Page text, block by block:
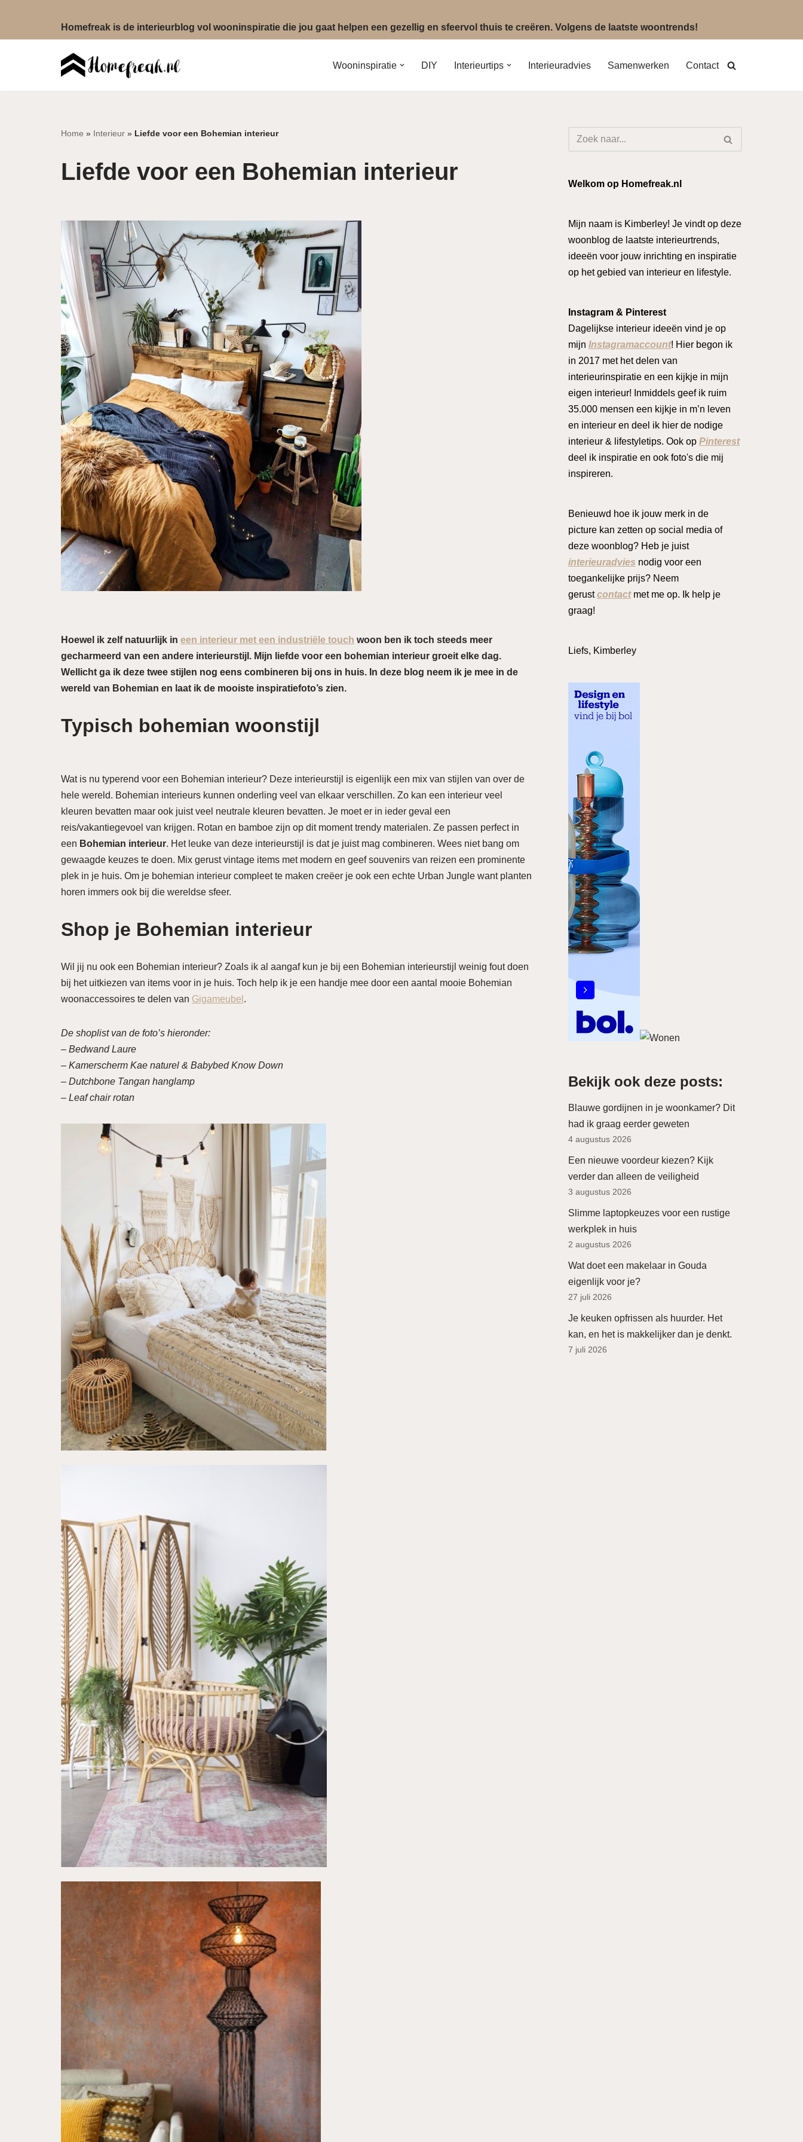
Homefreak is de interieurblog vol wooninspiratie die jou gaat helpen een gezellig en sfeervol thuis te creëren. Volgens de laatste woontrends!
Wooninspiratie DIY Interieurtips Interieuradvies Samenwerken Contact
Home » Interieur » Liefde voor een Bohemian interieur
Liefde voor een Bohemian interieur
Hoewel ik zelf natuurlijk in een interieur met een industriële touch woon ben ik toch steeds meer
gecharmeerd van een andere interieurstijl. Mijn liefde voor een bohemian interieur groeit elke dag.
Wellicht ga ik deze twee stijlen nog eens combineren bij ons in huis. In deze blog neem ik je mee in de
wereld van Bohemian en laat ik de mooiste inspiratiefoto’s zien.
Typisch bohemian woonstijl
Wat is nu typerend voor een Bohemian interieur? Deze interieurstijl is eigenlijk een mix van stijlen van over de
hele wereld. Bohemian interieurs kunnen onderling veel van elkaar verschillen. Zo kan een interieur veel
kleuren bevatten maar ook juist veel neutrale kleuren bevatten. Je moet er in ieder geval een
reis/vakantiegevoel van krijgen. Rotan en bamboe zijn op dit moment trendy materialen. Ze passen perfect in
een Bohemian interieur. Het leuke van deze interieurstijl is dat je juist mag combineren. Wees niet bang om
gewaagde keuzes te doen. Mix gerust vintage items met modern en geef souvenirs van reizen een prominente
plek in je huis. Om je bohemian interieur compleet te maken creëer je ook een echte Urban Jungle want planten
horen immers ook bij die wereldse sfeer.
Shop je Bohemian interieur
Wil jij nu ook een Bohemian interieur? Zoals ik al aangaf kun je bij een Bohemian interieurstijl weinig fout doen
bij het uitkiezen van items voor in je huis. Toch help ik je een handje mee door een aantal mooie Bohemian
woonaccessoires te delen van Gigameubel .
De shoplist van de foto’s hieronder:
– Bedwand Laure
– Kamerscherm Kae naturel & Babybed Know Down
– Dutchbone Tangan hanglamp
– Leaf chair rotan
Welkom op Homefreak.nl
Mijn naam is Kimberley! Je vindt op deze
woonblog de laatste interieurtrends,
ideeën voor jouw inrichting en inspiratie
op het gebied van interieur en lifestyle.
Instagram & Pinterest
Dagelijkse interieur ideeën vind je op
mijn Instagramaccount! Hier begon ik
in 2017 met het delen van
interieurinspiratie en een kijkje in mijn
eigen interieur! Inmiddels geef ik ruim
35.000 mensen een kijkje in m’n leven
en interieur en deel ik hier de nodige
interieur & lifestyletips. Ook op Pinterest
deel ik inspiratie en ook foto's die mij
inspireren.
Benieuwd hoe ik jouw merk in de
picture kan zetten op social media of
deze woonblog? Heb je juist
interieuradvies nodig voor een
toegankelijke prijs? Neem
gerustcontactmet me op. Ik help je
graag!
Liefs, Kimberley
Bekijk ook deze posts:
Blauwe gordijnen in je woonkamer? Dit
had ik graag eerder geweten
4 augustus 2026
Een nieuwe voordeur kiezen? Kijk
verder dan alleen de veiligheid
3 augustus 2026
Slimme laptopkeuzes voor een rustige
werkplek in huis
2 augustus 2026
Wat doet een makelaar in Gouda
eigenlijk voor je?
27 juli 2026
Je keuken opfrissen als huurder. Het
kan, en het is makkelijker dan je denkt.
7 juli 2026